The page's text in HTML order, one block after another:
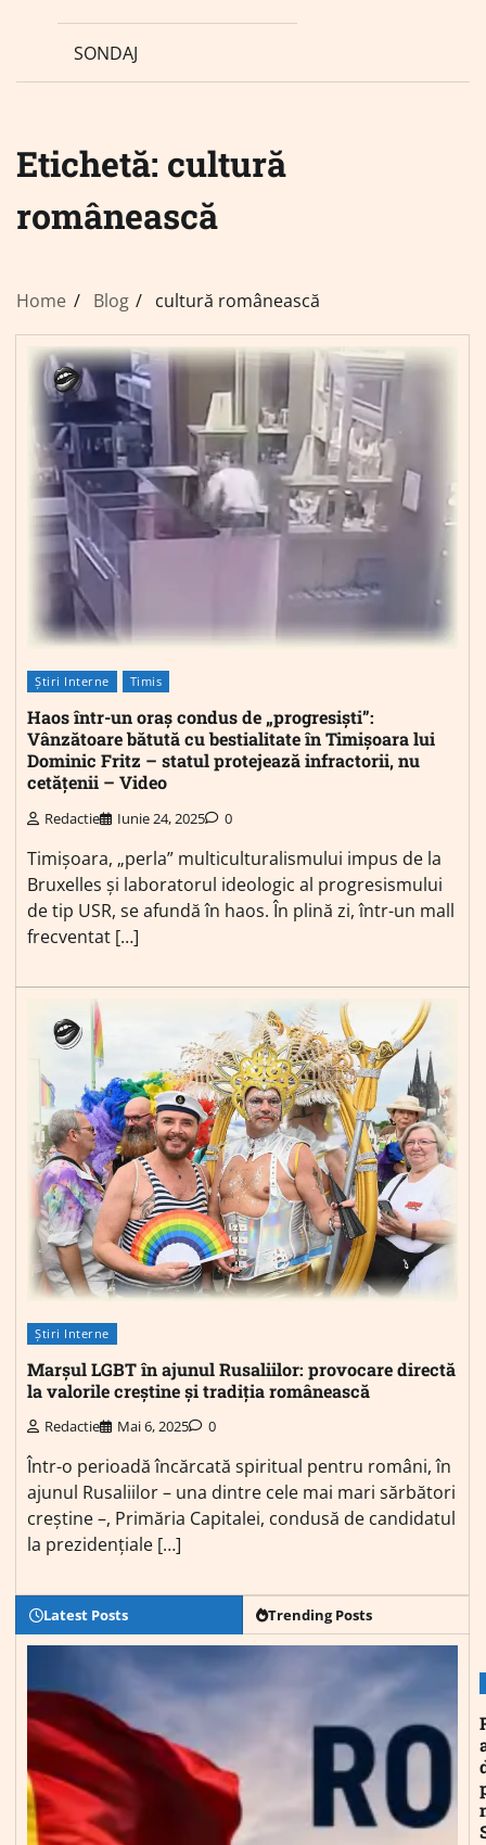
SONDAJ
Etichetă: cultură
românească
Home Blog cultură românească
Știri Interne Timis
Haos într-un oraș condus de „progresiști”:
Vânzătoare bătută cu bestialitate în Timișoara lui
Dominic Fritz – statul protejează infractorii, nu
cetățenii – Video
Redactie Iunie 24, 2025 0
Timișoara, „perla” multiculturalismului impus de la
Bruxelles și laboratorul ideologic al progresismului
de tip USR, se afundă în haos. În plină zi, într-un mall
frecventat […]
Știri Interne
Marșul LGBT în ajunul Rusaliilor: provocare directă
la valorile creștine și tradiția românească
Redactie Mai 6, 2025 0
Într-o perioadă încărcată spiritual pentru români, în
ajunul Rusaliilor – una dintre cele mai mari sărbători
creștine –, Primăria Capitalei, condusă de candidatul
la prezidențiale […]
Latest Posts Trending Posts